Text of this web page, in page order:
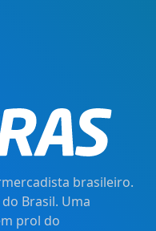
brasileiro.
Brasil. Uma
prol do